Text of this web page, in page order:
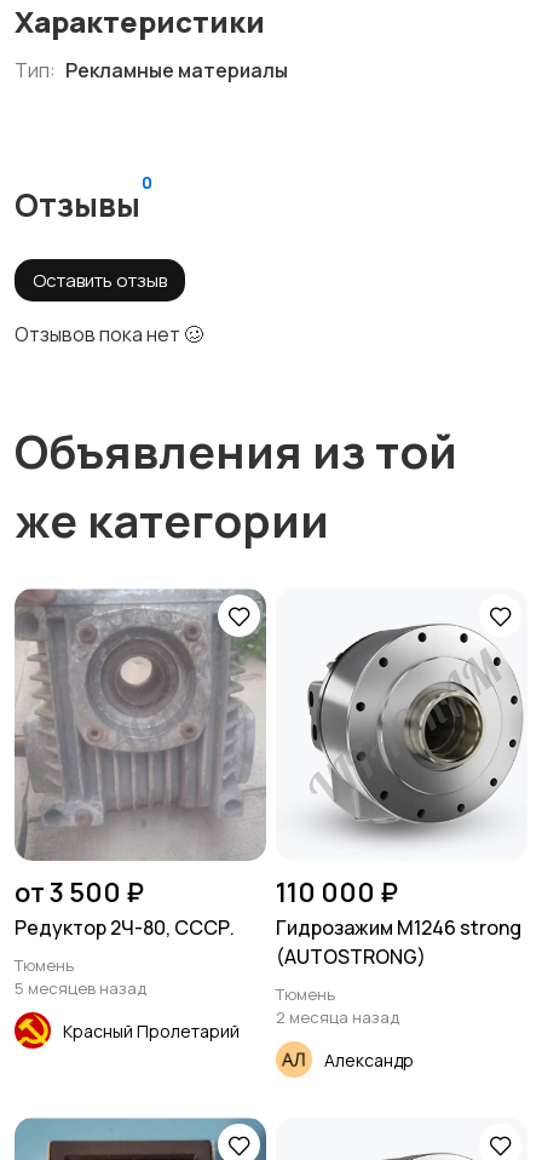
Характеристики
Тип: Рекламные материалы
Отзывы
0
Оставить отзыв
Отзывов пока нет 🥴
Объявления из той
же категории
от 3 500 ₽
Редуктор 2Ч-80, СССР.
Тюмень
5 месяцев назад
Красный Пролетарий
110 000 ₽
Гидрозажим M1246 strong
(AUTOSTRONG)
Тюмень
2 месяца назад
Александр